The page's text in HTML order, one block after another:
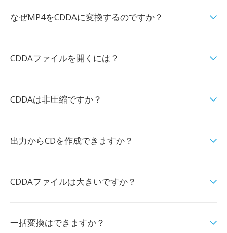
なぜMP4をCDDAに変換するのですか？
CDDAファイルを開くには？
CDDAは非圧縮ですか？
出力からCDを作成できますか？
CDDAファイルは大きいですか？
一括変換はできますか？